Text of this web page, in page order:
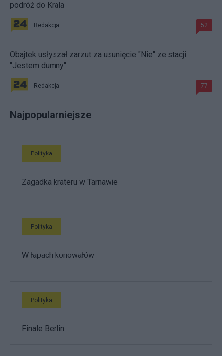
podróż do Krala
Redakcja 52
Obajtek usłyszał zarzut za usunięcie "Nie" ze stacji.
"Jestem dumny"
Redakcja 77
Najpopularniejsze
Polityka
Zagadka krateru w Tarnawie
Polityka
W łapach konowałów
Polityka
Finale Berlin